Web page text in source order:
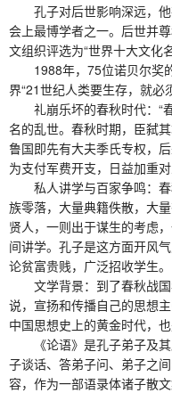
孔子对后世影响深远，他
会上最博学者之一。后世并
文组织评选为“世界十大文化
1988年，75位诺贝尔奖
界“21世纪人类要生存，就必
礼崩乐坏的春秋时代：“
名的乱世。春秋时期，臣弑
鲁国即先有大夫季氏专权，
为支付军费开支，日益加重
私人讲学与百家争鸣：春
族零落，大量典籍佚散，大
贤人，一则出于谋生的考虑
间讲学。孔子是这方面开风
论贫富贵贱，广泛招收学生。
文学背景：到了春秋战国
说，宣扬和传播自己的思想
中国思想史上的黄金时代，
《论语》是孔子弟子及其
子谈话、答弟子问、弟子之
容，作为一部语录体诸子散